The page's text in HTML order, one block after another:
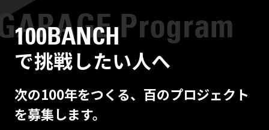
100BANCH
で挑戦したい人へ
次の100年をつくる、百のプロジェクト
を募集します。